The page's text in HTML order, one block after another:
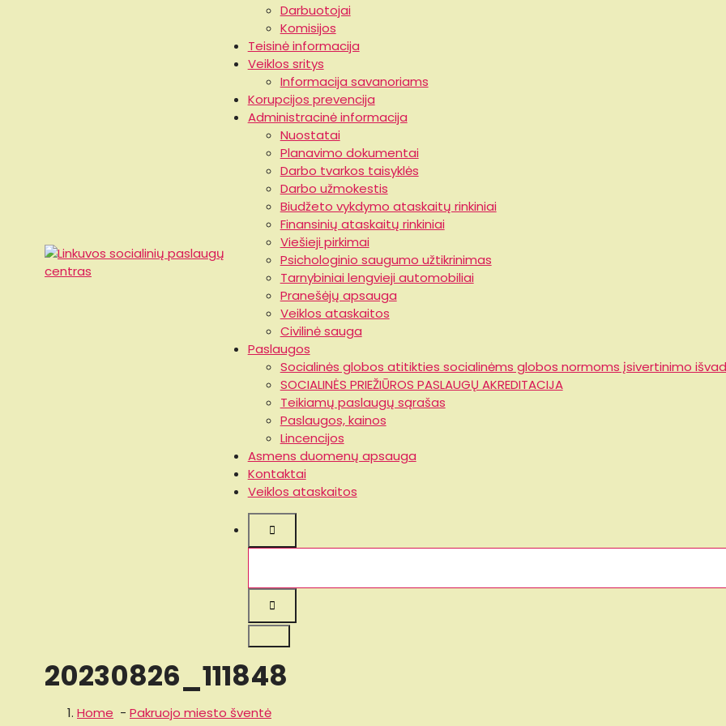
Darbuotojai
Komisijos
Teisinė informacija
Veiklos sritys
Informacija savanoriams
Korupcijos prevencija
Administracinė informacija
Nuostatai
Planavimo dokumentai
Darbo tvarkos taisyklės
Darbo užmokestis
Biudžeto vykdymo ataskaitų rinkiniai
Finansinių ataskaitų rinkiniai
Viešieji pirkimai
Psichologinio saugumo užtikrinimas
Tarnybiniai lengvieji automobiliai
Pranešėjų apsauga
Veiklos ataskaitos
Civilinė sauga
Paslaugos
Socialinės globos atitikties socialinėms globos normoms įsivertinimo
SOCIALINĖS PRIEŽIŪROS PASLAUGŲ AKREDITACIJA
Teikiamų paslaugų sąrašas
Paslaugos, kainos
Lincencijos
Asmens duomenų apsauga
Kontaktai
Veiklos ataskaitos
20230826_111848
Home - Pakruojo miesto šventė